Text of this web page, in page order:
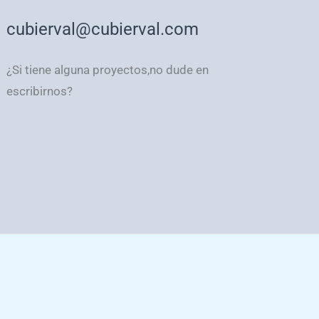
cubierval@cubierval.com
¿Si tiene alguna proyectos,no dude en
escribirnos?